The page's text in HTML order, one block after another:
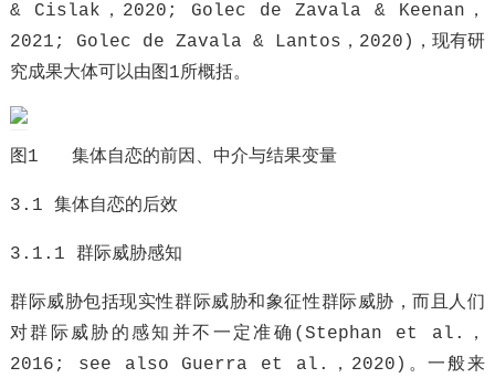
& Cislak，2020; Golec de Zavala & Keenan，
2021; Golec de Zavala & Lantos，2020)，现有研
究成果大体可以由图1所概括。
图1 集体自恋的前因、中介与结果变量
3.1 集体自恋的后效
3.1.1 群际威胁感知
群际威胁包括现实性群际威胁和象征性群际威胁，而且人们
对群际威胁的感知并不一定准确(Stephan et al.，
2016; see also Guerra et al.，2020)。一般来